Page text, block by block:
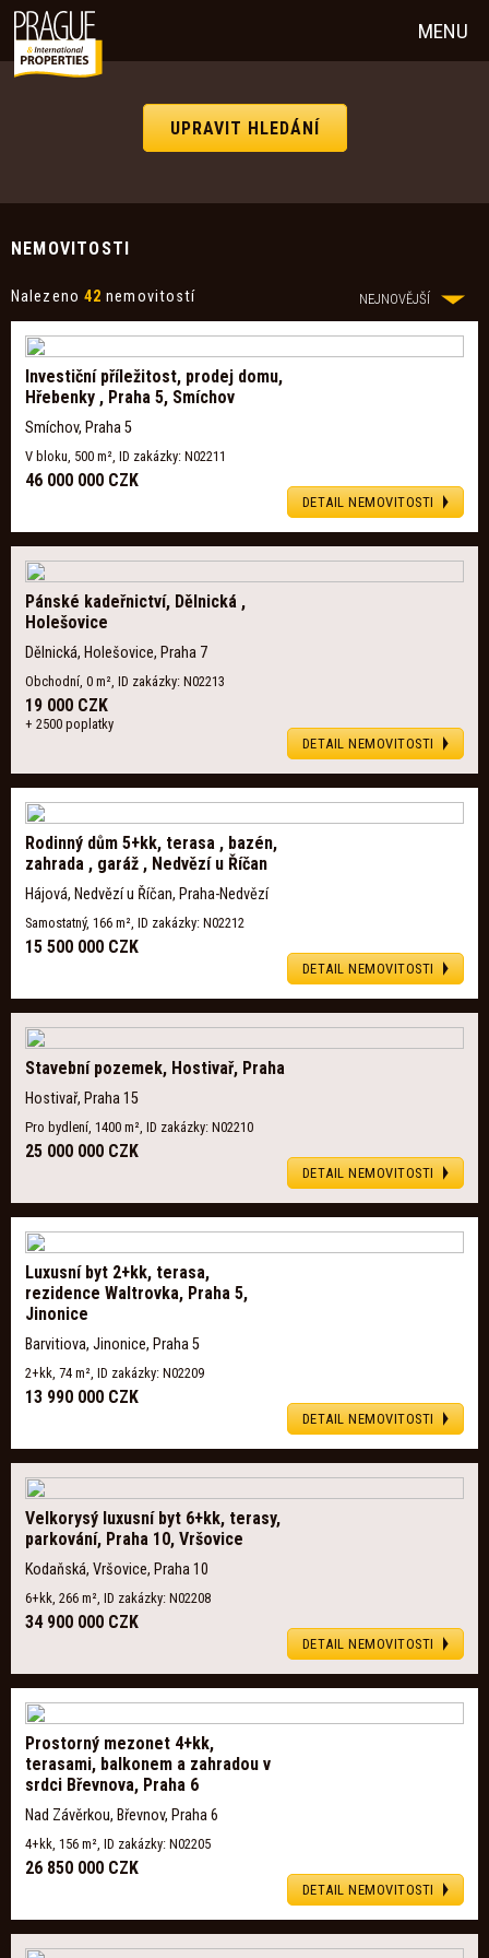
MENU
UPRAVIT HLEDÁNÍ
NEMOVITOSTI
Nalezeno 42 nemovitostí NEJNOVĚJŠÍ
Investiční příležitost, prodej domu,
Hřebenky , Praha 5, Smíchov
Smíchov, Praha 5
V bloku, 500 m², ID zakázky: N02211
46 000 000 CZK
DETAIL NEMOVITOSTI
Pánské kadeřnictví, Dělnická ,
Holešovice
Dělnická, Holešovice, Praha 7
Obchodní, 0 m², ID zakázky: N02213
19 000 CZK
+ 2500 poplatky
DETAIL NEMOVITOSTI
Rodinný dům 5+kk, terasa , bazén,
zahrada , garáž , Nedvězí u Říčan
Hájová, Nedvězí u Říčan, Praha-Nedvězí
Samostatný, 166 m², ID zakázky: N02212
15 500 000 CZK
DETAIL NEMOVITOSTI
Stavební pozemek, Hostivař, Praha
Hostivař, Praha 15
Pro bydlení, 1400 m², ID zakázky: N02210
25 000 000 CZK
DETAIL NEMOVITOSTI
Luxusní byt 2+kk, terasa,
rezidence Waltrovka, Praha 5,
Jinonice
Barvitiova, Jinonice, Praha 5
2+kk, 74 m², ID zakázky: N02209
13 990 000 CZK
DETAIL NEMOVITOSTI
Velkorysý luxusní byt 6+kk, terasy,
parkování, Praha 10, Vršovice
Kodaňská, Vršovice, Praha 10
6+kk, 266 m², ID zakázky: N02208
34 900 000 CZK
DETAIL NEMOVITOSTI
Prostorný mezonet 4+kk,
terasami, balkonem a zahradou v
srdci Břevnova, Praha 6
Nad Závěrkou, Břevnov, Praha 6
4+kk, 156 m², ID zakázky: N02205
26 850 000 CZK
DETAIL NEMOVITOSTI